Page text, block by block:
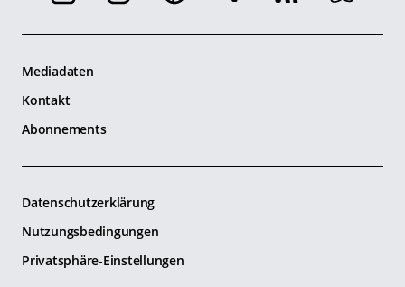
Mediadaten
Kontakt
Abonnements
Datenschutzerklärung
Nutzungsbedingungen
Privatsphäre-Einstellungen